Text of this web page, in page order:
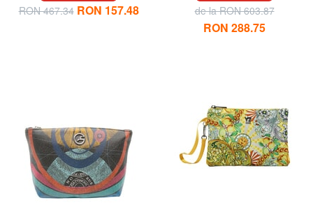
RON 467.34 RON 157.48 de la RON 603.87
RON 288.75